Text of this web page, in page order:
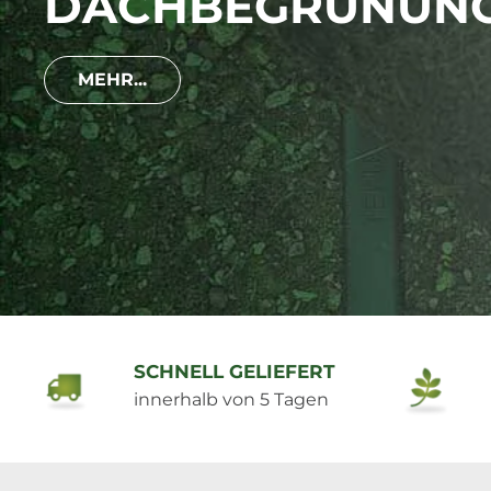
MEHR...
SCHNELL GELIEFERT
innerhalb von 5 Tagen